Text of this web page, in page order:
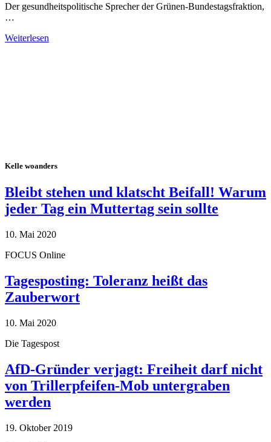
Der gesundheitspolitische Sprecher der Grünen-Bundestagsfraktion,
…
Weiterlesen
Kelle woanders
Bleibt stehen und klatscht Beifall! Warum
jeder Tag ein Muttertag sein sollte
10. Mai 2020
FOCUS Online
Tagesposting: Toleranz heißt das
Zauberwort
10. Mai 2020
Die Tagespost
AfD-Gründer verjagt: Freiheit darf nicht
von Trillerpfeifen-Mob untergraben
werden
19. Oktober 2019